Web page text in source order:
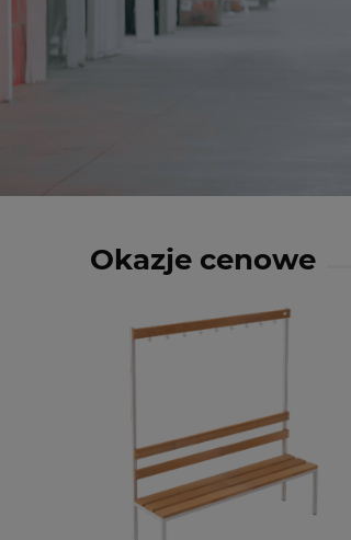
Okazje cenowe